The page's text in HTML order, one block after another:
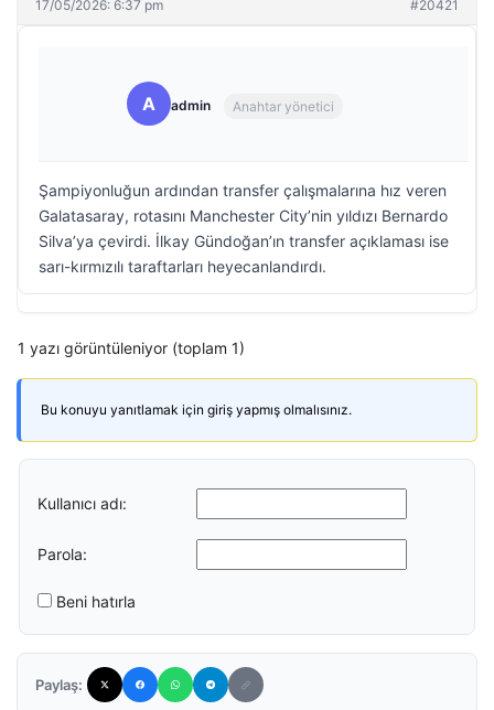
17/05/2026: 6:37 pm #20421
A admin Anahtar yönetici
Şampiyonluğun ardından transfer çalışmalarına hız veren
Galatasaray, rotasını Manchester City’nin yıldızı Bernardo
Silva’ya çevirdi. İlkay Gündoğan’ın transfer açıklaması ise
sarı-kırmızılı taraftarları heyecanlandırdı.
1 yazı görüntüleniyor (toplam 1)
Bu konuyu yanıtlamak için giriş yapmış olmalısınız.
Kullanıcı adı:
Parola:
Beni hatırla
Paylaş: